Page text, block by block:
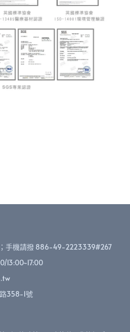
手機請撥 886-49-2223339#267
13:00~17:00
358-1號